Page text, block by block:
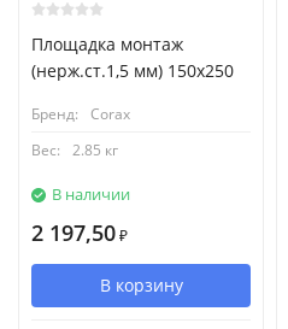
Площадка монтаж
(нерж.ст.1,5 мм) 150х250
Бренд:
Corax
Вес:
2.85 кг
В наличии
2 197,50 ₽
В корзину